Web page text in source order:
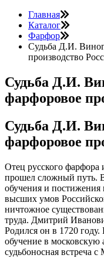
Главная
Каталог
Фарфор
Судьба Д.И.
производство
Судьба Д.И.
фарфоровое
Судьба Д.И.
фарфоровое
Отец русского фарфора
прошел сложный путь.
обучения и постижения
высших умов
ничтожное
труда. Дмитрий
Родился он в 1720
обучение в московскую
судьбоносная встреча